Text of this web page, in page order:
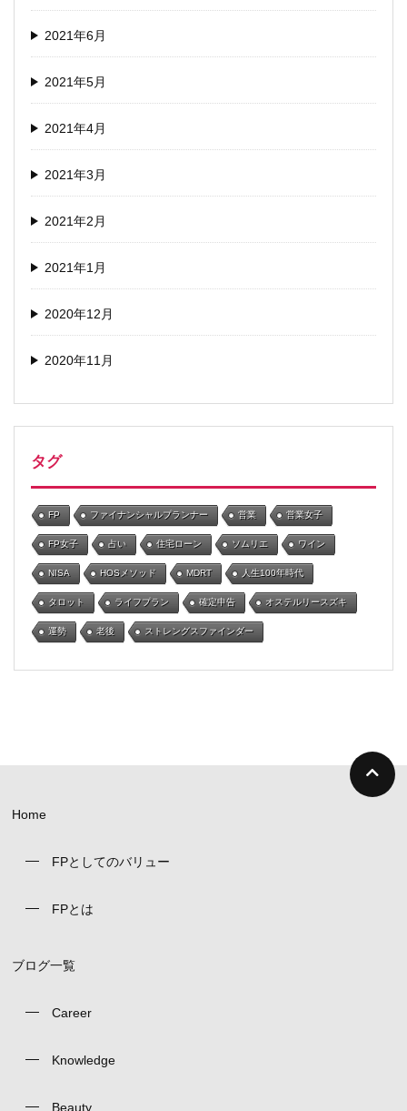
2021年6月
2021年5月
2021年4月
2021年3月
2021年2月
2021年1月
2020年12月
2020年11月
タグ
FP ファイナンシャルプランナー 営業 営業女子
FP女子 占い 住宅ローン ソムリエ ワイン
NISA HOSメソッド MDRT 人生100年時代
タロット ライフプラン 確定申告 オステルリースズキ
運勢 老後 ストレングスファインダー
Home
FPとしてのバリュー
FPとは
ブログ一覧
Career
Knowledge
Beauty